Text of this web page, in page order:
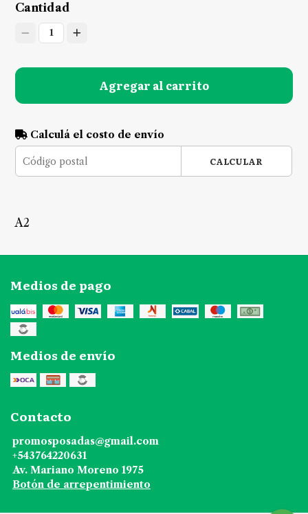
Cantidad
1
Agregar al carrito
Calculá el costo de envío
CALCULAR
A2
Medios de pago
Medios de envío
Contacto
promosposadas@gmail.com
+543764220631
Av. Mariano Moreno 1975
Botón de arrepentimiento